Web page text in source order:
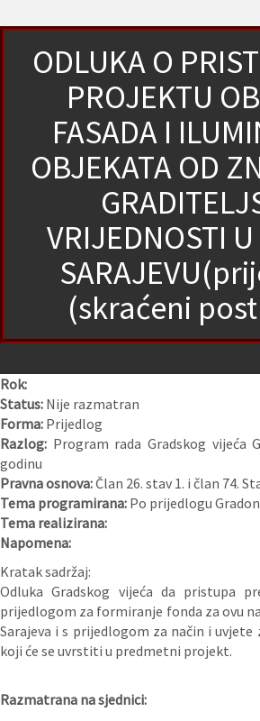
ODLUKA O
PROJEKTU
FASADA I
OBJEKATA OD
VRIJEDNOSTI
(skraćeni
Rok:
Status: Nije razmatran
Forma: Prijedlog
Razlog: Program rada Gradskog vijeća
godinu
Pravna osnova:Član 26. stav 1. i član 74.
Tema programirana: Po prijedlogu
Tema realizirana:
Napomena:
Kratak sadržaj:
Odluka Gradskog vijeća da pristupa
prijedlogom za formiranje fonda za ovu
Sarajeva i s prijedlogom za način i
koji će se uvrstiti u predmetni projekt.
Razmatrana na sjednici: